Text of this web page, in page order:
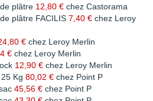
plâtre 12,80 € chez Castorama
plâtre FACILIS 7,40 € chez Leroy
€ chez Leroy Merlin
€ chez Leroy Merlin
12,90 € chez Leroy Merlin
Kg 80,02 € chez Point P
45,56 € chez Point P